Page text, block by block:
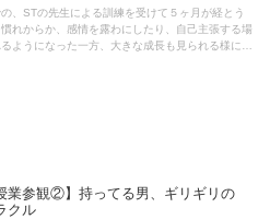
、STの先生による訓練を受けて５ヶ月が経とう
れからか、感情を露わにしたり、自己主張する場
ようになった一方、大きな成長も見られる様にな
業参観②】持ってる男、ギリギリの
クル